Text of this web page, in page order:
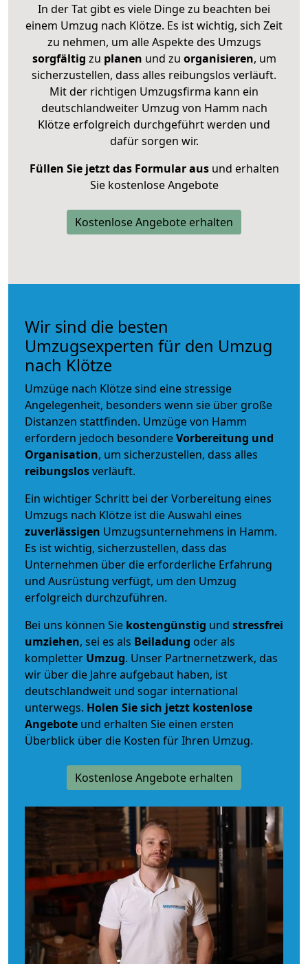
In der Tat gibt es viele Dinge zu beachten bei
einem Umzug nach Klötze. Es ist wichtig, sich Zeit
zu nehmen, um alle Aspekte des Umzugs
sorgfältig zu planen und zu organisieren, um
sicherzustellen, dass alles reibungslos verläuft.
Mit der richtigen Umzugsfirma kann ein
deutschlandweiter Umzug von Hamm nach
Klötze erfolgreich durchgeführt werden und
dafür sorgen wir.
Füllen Sie jetzt das Formular ausund erhalten
Sie kostenlose Angebote
Kostenlose Angebote erhalten
Wir sind die besten
Umzugsexperten für den Umzug
nach Klötze
Umzüge nach Klötze sind eine stressige
Angelegenheit, besonders wenn sie über große
Distanzen stattfinden. Umzüge von Hamm
erfordern jedoch besondereVorbereitung und
Organisation, um sicherzustellen, dass alles
reibungslosverläuft.
Ein wichtiger Schritt bei der Vorbereitung eines
Umzugs nach Klötze ist die Auswahl eines
zuverlässigen Umzugsunternehmens in Hamm.
Es ist wichtig, sicherzustellen, dass das
Unternehmen über die erforderliche Erfahrung
und Ausrüstung verfügt, um den Umzug
erfolgreich durchzuführen.
Bei uns können Sie kostengünstig und stressfrei
umziehen, sei es als Beiladung oder als
kompletter Umzug. Unser Partnernetzwerk, das
wir über die Jahre aufgebaut haben, ist
deutschlandweit und sogar international
unterwegs. Holen Sie sich jetzt kostenlose
Angebote und erhalten Sie einen ersten
Überblick über die Kosten für Ihren Umzug.
Kostenlose Angebote erhalten